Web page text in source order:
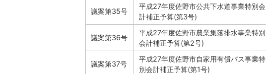
議案第35号
平成27年度佐野市公共下水道事業特別会
計補正予算(第3号)
議案第36号
平成27年度佐野市農業集落排水事業特別
会計補正予算(第2号)
議案第37号
平成27年度佐野市自家用有償バス事業特
別会計補正予算(第1号)